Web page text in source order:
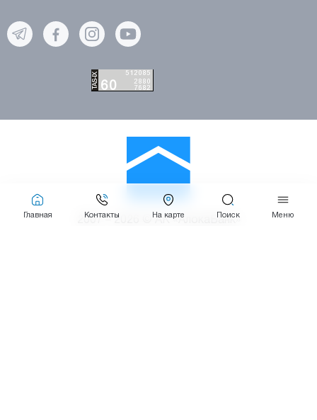
2007 – 2026 © АК «АлокаБанк»
Главная Контакты На карте Поиск Меню